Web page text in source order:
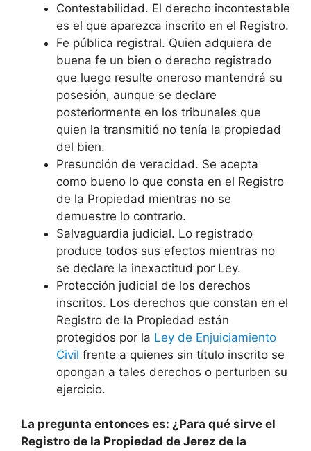
Contestabilidad. El derecho incontestable
es el que aparezca inscrito en el Registro.
Fe pública registral. Quien adquiera de
buena fe un bien o derecho registrado
que luego resulte oneroso mantendrá su
posesión, aunque se declare
posteriormente en los tribunales que
quien la transmitió no tenía la propiedad
del bien.
Presunción de veracidad. Se acepta
como bueno lo que consta en el Registro
de la Propiedad mientras no se
demuestre lo contrario.
Salvaguardia judicial. Lo registrado
produce todos sus efectos mientras no
se declare la inexactitud por Ley.
Protección judicial de los derechos
inscritos. Los derechos que constan en el
Registro de la Propiedad están
protegidos por la Ley de Enjuiciamiento
Civil frente a quienes sin título inscrito se
opongan a tales derechos o perturben su
ejercicio.
La pregunta entonces es: ¿Para qué sirve el
Registro de la Propiedad de Jerez de la